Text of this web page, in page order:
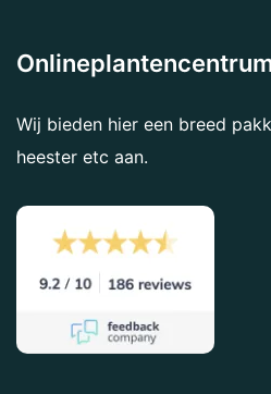
Wij bieden hier een breed
heester etc aan.